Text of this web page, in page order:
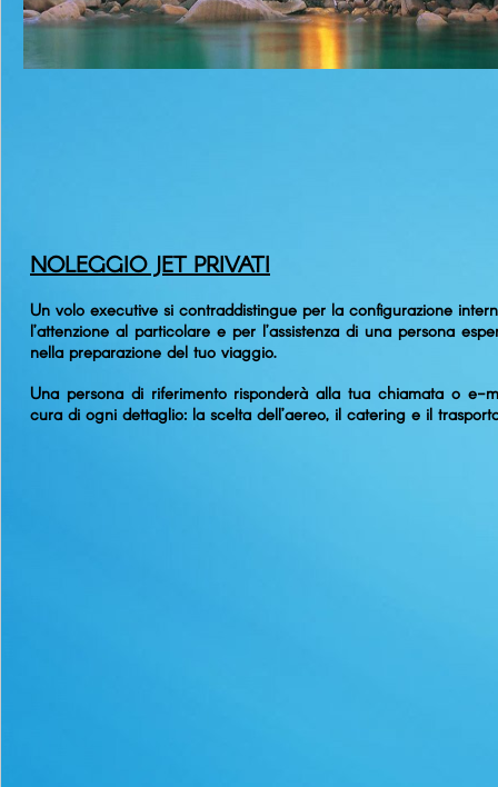
NOLEGGIO JET PRIVATI
Un volo executive si contraddistingue per la configurazione
l’attenzione al particolare e per l’assistenza di una persona
nella preparazione del tuo viaggio.
Una persona di riferimento risponderà alla tua chiamata o e-
cura di ogni dettaglio: la scelta dell’aereo, il catering e il